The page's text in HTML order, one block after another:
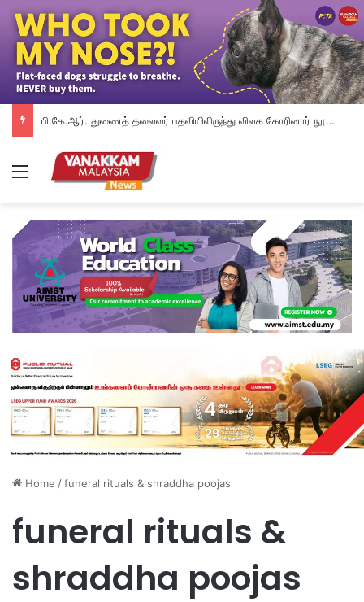
பி.கே.ஆர். துணைத் தலைவர் பதவியிலிருந்து விலக கோரினார் நூருல் இஸ்ஸா; தற்காலிக ஓய்வு வழங்கியுள்ளது கட்சி
Menu
Home /funeral rituals & shraddha poojas
funeral rituals &
shraddha poojas